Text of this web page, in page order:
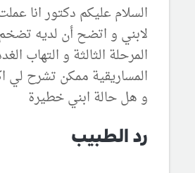
السلام عليكم دكتور انا
لابني و اتضح أن لديه
المرحلة الثالثة و التهاب
المساريقية ممكن تشرح لي
و هل حالة ابني خطيرة
رد الطبيب